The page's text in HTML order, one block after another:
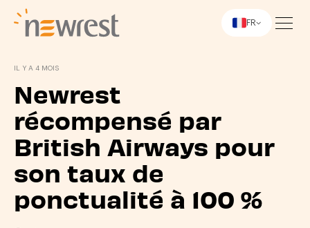
FR
IL Y A 4 MOIS
Newrest
récompensé par
British Airways pour
son taux de
ponctualité à 100 %